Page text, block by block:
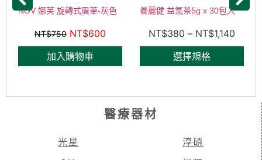
養麗健 益氣茶5g x 30包入
NT$380–NT$1,140
選擇規格
上安堂 一條根加味九層塔精
NT$200 NT$190
加入購物車
醫療器材
光星 淳碩